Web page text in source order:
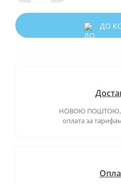
ДО
НОВОЮ ПОШТОЮ,
оплата за